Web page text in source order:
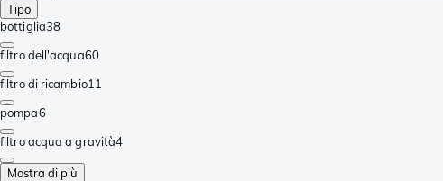
Tipo
bottiglia38
filtro dell'acqua60
filtro di ricambio11
pompa6
filtro acqua a gravità4
Mostra di più